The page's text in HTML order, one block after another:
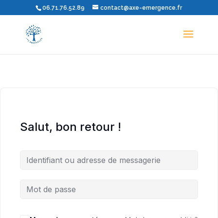
06.71.76.52.89 contact@axe-emergence.fr
Salut, bon retour !